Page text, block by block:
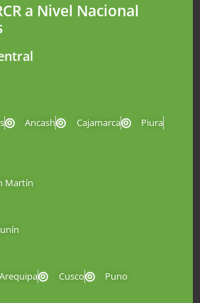
a Nivel Nacional
Ancash Cajamarca
Piura
Martín
Arequipa Cusco Puno